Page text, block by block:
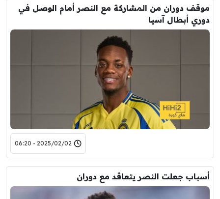
موقف دوران من المشاركة مع النصر أمام الوصل في
دوري أبطال آسيا
2025/02/02 - 06:20
أسباب جعلت النصر يتعاقد مع دوران